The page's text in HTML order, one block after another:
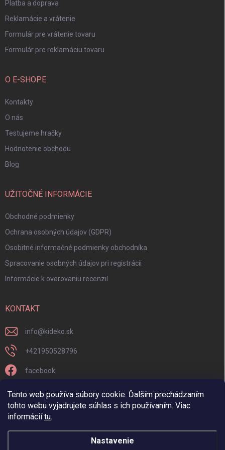
Tento web používa súbory cookie. Ďalším prechádzaním
tohto webu vyjadrujete súhlas s ich používaním. Viac
informáciítu.
Nastavenie
Platba a doprava
Reklamácie a vrátenie
Formulár pre vrátenie tovaru
Formulár pre reklamáciu tovaru
O E-SHOPE
Kontakty
O nás
Testujeme hračky
Hodnotenie obchodu
Blog
UŽITOČNÉ INFORMÁCIE
Obchodné podmienky
Ochrana osobných údajov (GDPR)
Osobitné informačné podmienky obchodníka
Spracovanie osobných údajov pri registrácii
Informácie k overovaniu recenzií
KONTAKT
info@kideko.sk
+421950528796
facebook
kideko.sk/